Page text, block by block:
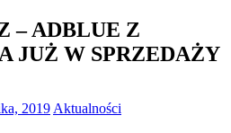
– ADBLUE Z
JUŻ W SPRZEDAŻY
2019 Aktualności